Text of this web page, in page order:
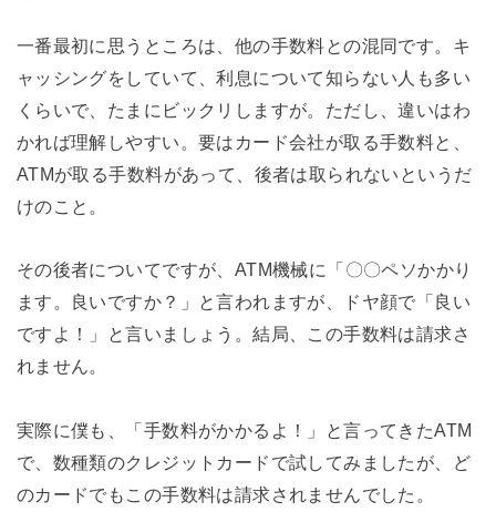
一番最初に思うところは、他の手数料との混同です。キ
ャッシングをしていて、利息について知らない人も多い
くらいで、たまにビックリしますが。ただし、違いはわ
かれば理解しやすい。要はカード会社が取る手数料と、
ATMが取る手数料があって、後者は取られないというだ
けのこと。
その後者についてですが、ATM機械に「〇〇ペソかかり
ます。良いですか？」と言われますが、ドヤ顔で「良い
ですよ！」と言いましょう。結局、この手数料は請求さ
れません。
実際に僕も、「手数料がかかるよ！」と言ってきたATM
で、数種類のクレジットカードで試してみましたが、ど
のカードでもこの手数料は請求されませんでした。